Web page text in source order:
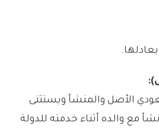
يعادلها.
الأصل والمنشأ ويستثنى
مع والده أثناء خدمته للدولة